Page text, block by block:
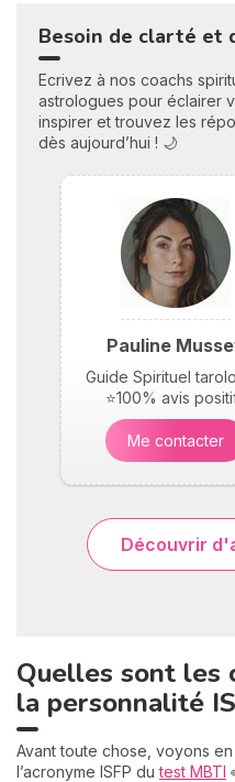
Besoin de clarté et
Ecrivez à nos coachs
astrologues pour éclairer
inspirer et trouvez les
dès aujourd’hui ! 🌙
Pauline
Guide Spirituel
⭐100% avis
Me contacter
Découvrir
Quelles sont les
la personnalité
Avant toute chose, voyons
l’acronyme ISFP dutest MBTI